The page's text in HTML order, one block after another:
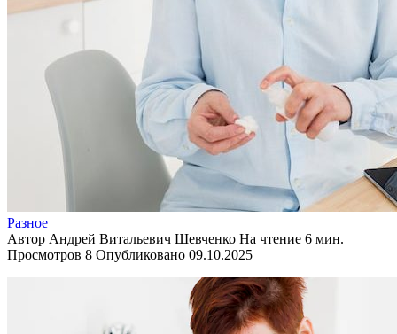
Разное
Автор Андрей Витальевич Шевченко На чтение 6 мин.
Просмотров 8 Опубликовано 09.10.2025